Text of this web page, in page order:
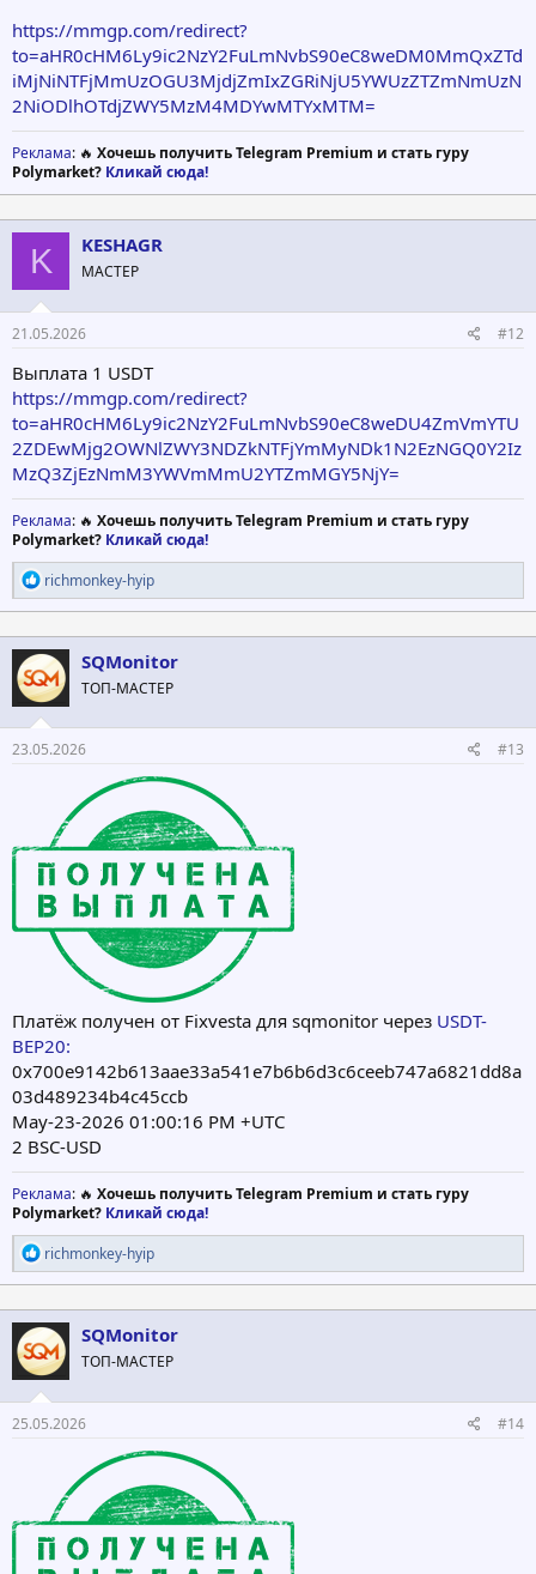
https://mmgp.com/redirect?
to=aHR0cHM6Ly9ic2NzY2FuLmNvbS90eC8weDM0MmQxZTd
iMjNiNTFjMmUzOGU3MjdjZmIxZGRiNjU5YWUzZTZmNmUzN
2NiODlhOTdjZWY5MzM4MDYwMTYxMTM=
Реклама: 🔥 Хочешь получить Telegram Premium и стать гуру
Polymarket? Кликай сюда!
K KESHAGR
МАСТЕР
21.05.2026 #12
Выплата 1 USDT
https://mmgp.com/redirect?
to=aHR0cHM6Ly9ic2NzY2FuLmNvbS90eC8weDU4ZmVmYTU
2ZDEwMjg2OWNlZWY3NDZkNTFjYmMyNDk1N2EzNGQ0Y2Iz
MzQ3ZjEzNmM3YWVmMmU2YTZmMGY5NjY=
Реклама: 🔥 Хочешь получить Telegram Premium и стать гуру
Polymarket? Кликай сюда!
Р
е
а
к
ц
и
и
:
richmonkey-hyip
SQMonitor
ТОП-МАСТЕР
23.05.2026 #13
Платёж получен от Fixvesta для sqmonitor через USDT-
BEP20:
0x700e9142b613aae33a541e7b6b6d3c6ceeb747a6821dd8a
03d489234b4c45ccb
May-23-2026 01:00:16 PM +UTC
2 BSC-USD
Реклама: 🔥 Хочешь получить Telegram Premium и стать гуру
Polymarket? Кликай сюда!
Р
е
а
к
ц
и
и
:
richmonkey-hyip
SQMonitor
ТОП-МАСТЕР
25.05.2026 #14